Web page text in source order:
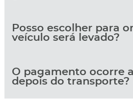
Posso escolher para
veículo será levado?
O pagamento ocorre
depois do transporte?